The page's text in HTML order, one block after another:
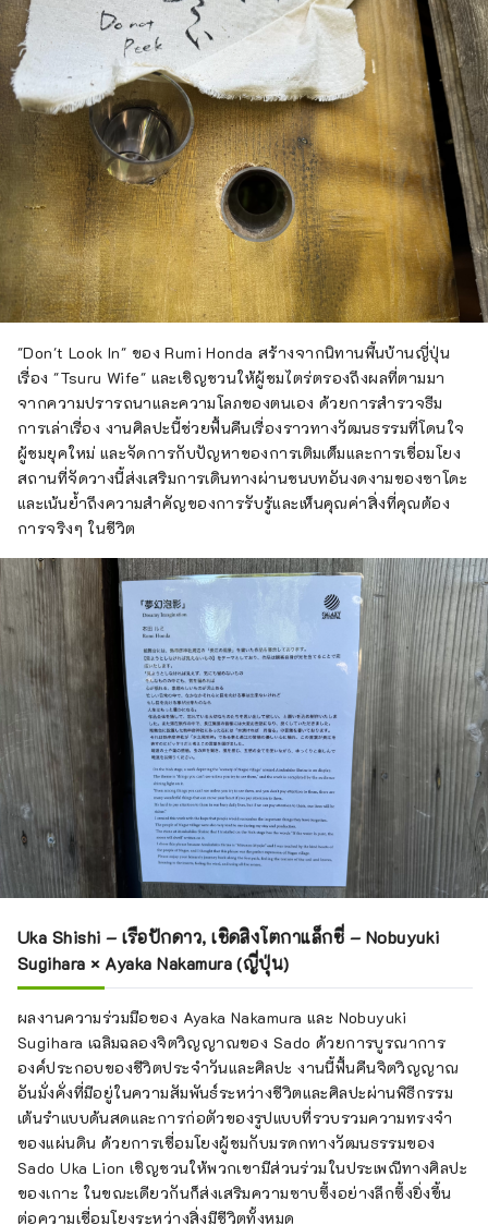
"Don't Look In" ของ Rumi Honda สร้างจากนิทานพื้นบ้านญี่ปุ่น
เรื่อง "Tsuru Wife" และเชิญชวนให้ผู้ชมไตร่ตรองถึงผลที่ตามมา
จากความปรารถนาและความโลภของตนเอง ด้วยการสำรวจธีม
การเล่าเรื่อง งานศิลปะนี้ช่วยฟื้นคืนเรื่องราวทางวัฒนธรรมที่โดนใจ
ผู้ชมยุคใหม่ และจัดการกับปัญหาของการเติมเต็มและการเชื่อมโยง
สถานที่จัดวางนี้ส่งเสริมการเดินทางผ่านชนบทอันงดงามของซาโดะ
และเน้นย้ำถึงความสำคัญของการรับรู้และเห็นคุณค่าสิ่งที่คุณต้อง
การจริงๆ ในชีวิต
Uka Shishi – เรือปักดาว, เชิดสิงโตกาแล็กซี่ – Nobuyuki
Sugihara × Ayaka Nakamura (ญี่ปุ่น)
ผลงานความร่วมมือของ Ayaka Nakamura และ Nobuyuki
Sugihara เฉลิมฉลองจิตวิญญาณของ Sado ด้วยการบูรณาการ
องค์ประกอบของชีวิตประจำวันและศิลปะ งานนี้ฟื้นคืนจิตวิญญาณ
อันมั่งคั่งที่มีอยู่ในความสัมพันธ์ระหว่างชีวิตและศิลปะผ่านพิธีกรรม
เต้นรำแบบด้นสดและการก่อตัวของรูปแบบที่รวบรวมความทรงจำ
ของแผ่นดิน ด้วยการเชื่อมโยงผู้ชมกับมรดกทางวัฒนธรรมของ
Sado Uka Lion เชิญชวนให้พวกเขามีส่วนร่วมในประเพณีทางศิลปะ
ของเกาะ ในขณะเดียวกันก็ส่งเสริมความซาบซึ้งอย่างลึกซึ้งยิ่งขึ้น
ต่อความเชื่อมโยงระหว่างสิ่งมีชีวิตทั้งหมด